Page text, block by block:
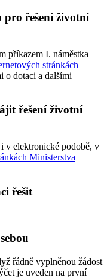
pro řešení životní
příkazem I. náměstka
stránkách
o dotaci a dalšími
řešení životní
v elektronické podobě, v
Ministerstva
řešit
řádně vyplněnou žádost
je uveden na první